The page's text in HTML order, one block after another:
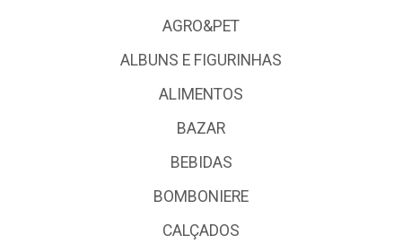
AGRO&PET
ALBUNS E FIGURINHAS
ALIMENTOS
BAZAR
BEBIDAS
BOMBONIERE
CALÇADOS